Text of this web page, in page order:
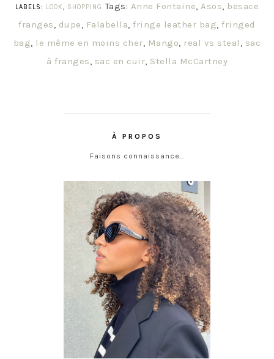
LABELS:
LOOK, SHOPPING Tags: Anne Fontaine,Asos, besace
franges, dupe, Falabella,fringe leather bag,fringed
bag, le même en moins cher, Mango, real vs steal , sac
à franges, sac en cuir, Stella McCartney
À PROPOS
Faisons connaissance…